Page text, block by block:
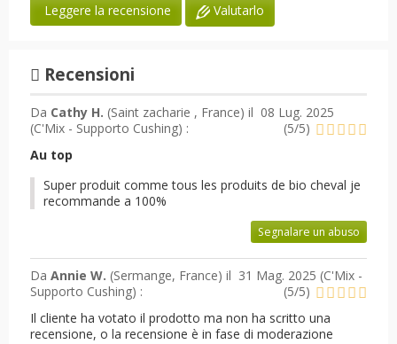
Leggere la recensione Valutarlo
Recensioni
Da Cathy H. (Saint zacharie , France) il 08 Lug. 2025
(C'Mix - Supporto Cushing) : (5/5)
Au top
Super produit comme tous les produits de bio cheval je
recommande a 100%
Segnalare un abuso
Da Annie W. (Sermange, France) il 31 Mag. 2025 (C'Mix -
Supporto Cushing) : (5/5)
Il cliente ha votato il prodotto ma non ha scritto una
recensione, o la recensione è in fase di moderazione